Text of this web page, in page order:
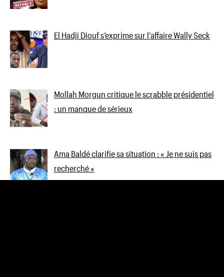
El Hadji Diouf s’exprime sur l’affaire Wally Seck
Mollah Morgun critique le scrabble présidentiel
: un manque de sérieux
Ama Baldé clarifie sa situation : « Je ne suis pas
recherché »